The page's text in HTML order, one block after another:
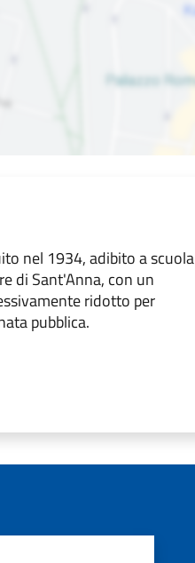
nel 1934, adibito a scuola
di Sant'Anna, con un
ridotto per
pubblica.